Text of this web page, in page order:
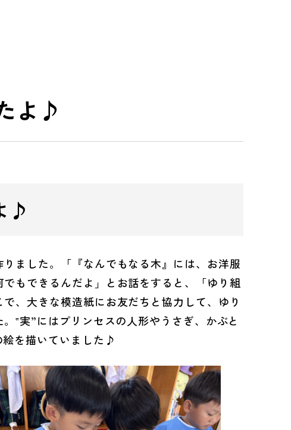
よ♪
♪
ました。「『なんでもなる木』には、お洋服
もできるんだよ」とお話をすると、「ゆり組
、大きな模造紙にお友だちと協力して、ゆり
‟実”にはプリンセスの人形やうさぎ、かぶと
を描いていました♪